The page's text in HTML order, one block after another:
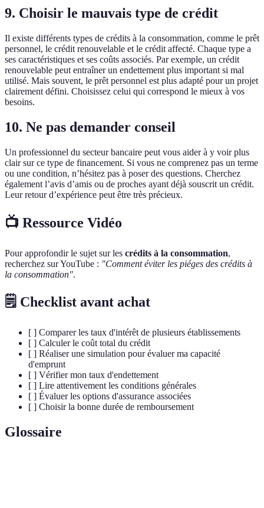
9. Choisir le mauvais type de crédit
Il existe différents types de crédits à la consommation, comme le prêt
personnel, le crédit renouvelable et le crédit affecté. Chaque type a
ses caractéristiques et ses coûts associés. Par exemple, un crédit
renouvelable peut entraîner un endettement plus important si mal
utilisé. Mais souvent, le prêt personnel est plus adapté pour un projet
clairement défini. Choisissez celui qui correspond le mieux à vos
besoins.
10. Ne pas demander conseil
Un professionnel du secteur bancaire peut vous aider à y voir plus
clair sur ce type de financement. Si vous ne comprenez pas un terme
ou une condition, n’hésitez pas à poser des questions. Cherchez
également l’avis d’amis ou de proches ayant déjà souscrit un crédit.
Leur retour d’expérience peut être très précieux.
📺 Ressource Vidéo
Pour approfondir le sujet sur les crédits à la consommation,
recherchez sur YouTube : "Comment éviter les piéges des crédits à
la consommation".
🗒️ Checklist avant achat
[ ] Comparer les taux d'intérêt de plusieurs établissements
[ ] Calculer le coût total du crédit
[ ] Réaliser une simulation pour évaluer ma capacité
d'emprunt
[ ] Vérifier mon taux d'endettement
[ ] Lire attentivement les conditions générales
[ ] Évaluer les options d'assurance associées
[ ] Choisir la bonne durée de remboursement
Glossaire